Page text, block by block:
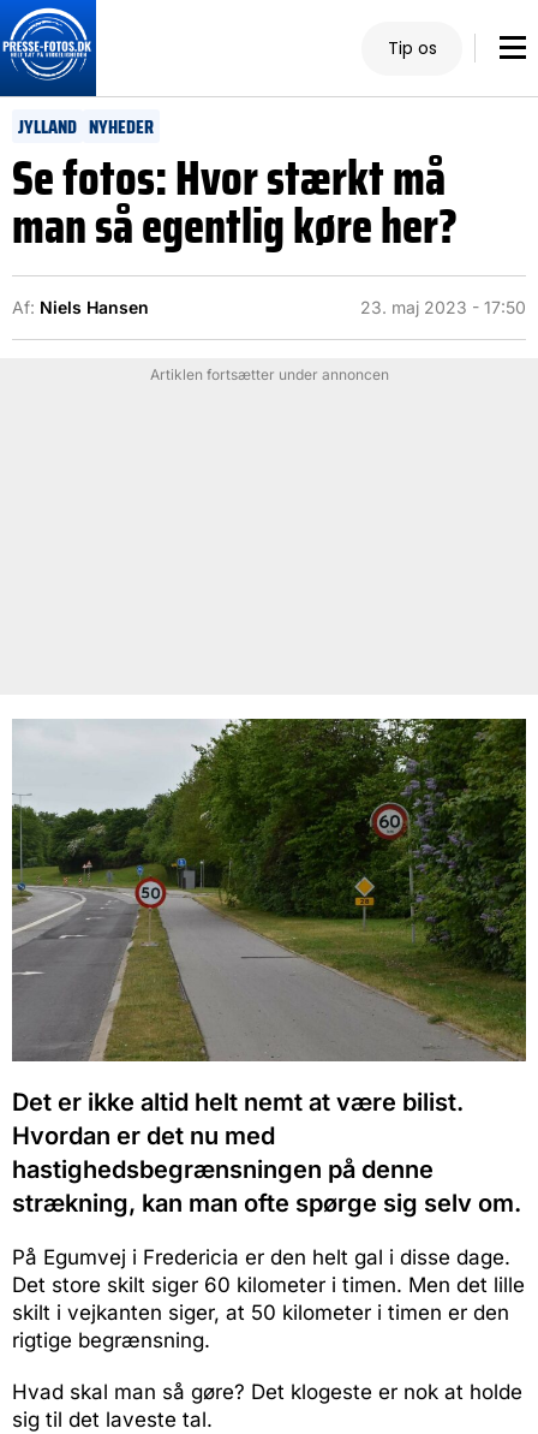
Tip os
JYLLAND NYHEDER
Se fotos: Hvor stærkt må
man så egentlig køre her?
Af: Niels Hansen 23. maj 2023 - 17:50
Artiklen fortsætter under annoncen
Det er ikke altid helt nemt at være bilist.
Hvordan er det nu med
hastighedsbegrænsningen på denne
strækning, kan man ofte spørge sig selv om.
På Egumvej i Fredericia er den helt gal i disse dage.
Det store skilt siger 60 kilometer i timen. Men det lille
skilt i vejkanten siger, at 50 kilometer i timen er den
rigtige begrænsning.
Hvad skal man så gøre? Det klogeste er nok at holde
sig til det laveste tal.